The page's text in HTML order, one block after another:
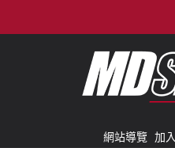
網站導覽 加